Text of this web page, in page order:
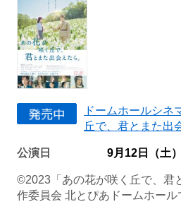
ドームホールシ
丘で、君とまた出
公演日 9月12日（土）
©2023「あの花が咲く丘で、君
作委員会 北とぴあドームホール